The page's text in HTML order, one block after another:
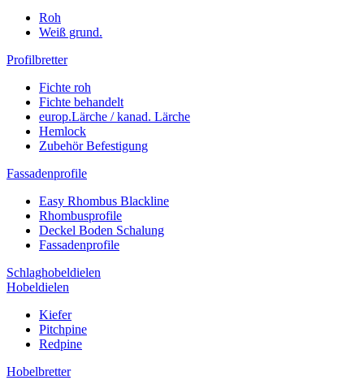
Roh
Weiß grund.
Profilbretter
Fichte roh
Fichte behandelt
europ.Lärche / kanad. Lärche
Hemlock
Zubehör Befestigung
Fassadenprofile
Easy Rhombus Blackline
Rhombusprofile
Deckel Boden Schalung
Fassadenprofile
Schlaghobeldielen
Hobeldielen
Kiefer
Pitchpine
Redpine
Hobelbretter